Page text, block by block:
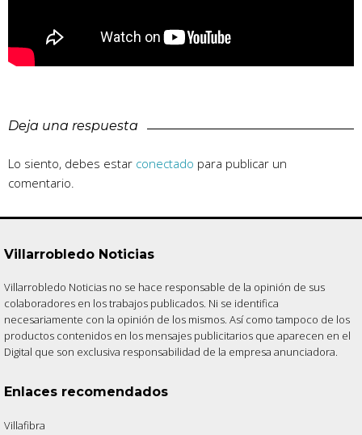
Deja una respuesta
Lo siento, debes estar conectado para publicar un
comentario.
Villarrobledo Noticias
Villarrobledo Noticias no se hace responsable de la opinión de sus
colaboradores en los trabajos publicados. Ni se identifica
necesariamente con la opinión de los mismos. Así como tampoco de los
productos contenidos en los mensajes publicitarios que aparecen en el
Digital que son exclusiva responsabilidad de la empresa anunciadora.
Enlaces recomendados
Villafibra